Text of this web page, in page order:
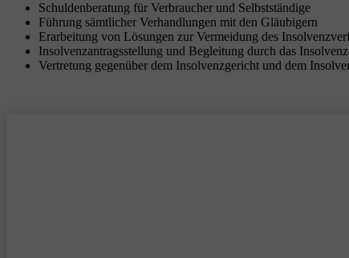
Schuldenberatung für Verbraucher und Selbstständige
Führung sämtlicher Verhandlungen mit den Gläubigern
Erarbeitung von Lösungen zur Vermeidung des
Insolvenzantragsstellung und Begleitung durch das
Vertretung gegenüber dem Insolvenzgericht und dem